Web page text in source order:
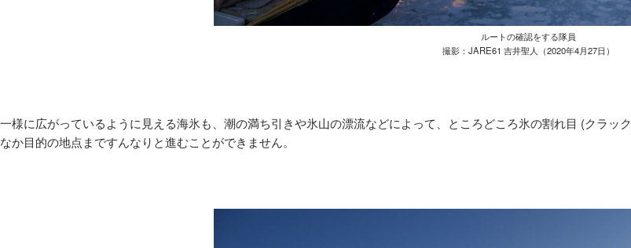
ルートの確認をする隊員
撮影：JARE61 吉井聖人（2020年4月27日）
一様に広がっているように見える海氷も、潮の満ち引きや氷山の漂流などによって、ところどころ氷の割れ目 (クラック
なか目的の地点まですんなりと進むことができません。